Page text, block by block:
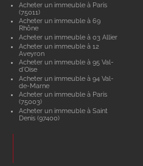
Acheter un immeuble à Paris
(75011)
Acheter un immeuble à 69
Rhône
Acheter un immeuble à 03 Allier
Acheter un immeuble à 12
Aveyron
Acheter un immeuble à 95 Val-
d'Oise
Acheter un immeuble à 94 Val-
de-Marne
Acheter un immeuble à Paris
(75003)
Acheter un immeuble à Saint
Denis (97400)